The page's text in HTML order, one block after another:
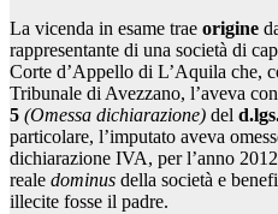
La vicenda in esame trae origine
rappresentante di una società di
Corte d’Appello di L’Aquila che,
Tribunale di Avezzano, l’aveva
5 (Omessa dichiarazione) del
particolare, l’imputato aveva
dichiarazione IVA, per l’anno
reale dominus della società e
illecite fosse il padre.